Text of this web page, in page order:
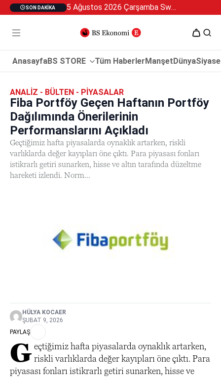
SON DAKIKA 5 Ağustos 2026 Çarşamba Swan Özel 2
AnasayfaBS STORE Tüm HaberlerManşetDünya
ANALIZ - BÜLTEN - PIYASALAR
Fiba Portföy Geçen Haftanın Portföy
Dağılımında Önerilerinin
Performanslarını Açıkladı
Geçtiğimiz hafta piyasalarda oynaklık artarken, riskli
varlıklarda değer kayıpları öne çıktı. Para piyasası fonları
istikrarlı getiri sunarken, hisse ve altın tarafında düzeltme
hareketi izlendi. Norm...
HÜLYA KOCAER
ŞUBAT 9, 2026
PAYLAŞ
G eçtiğimiz hafta piyasalarda oynaklık artarken,
riskli varlıklarda değer kayıpları öne çıktı. Para
piyasası fonları istikrarlı getiri sunarken, hisse ve